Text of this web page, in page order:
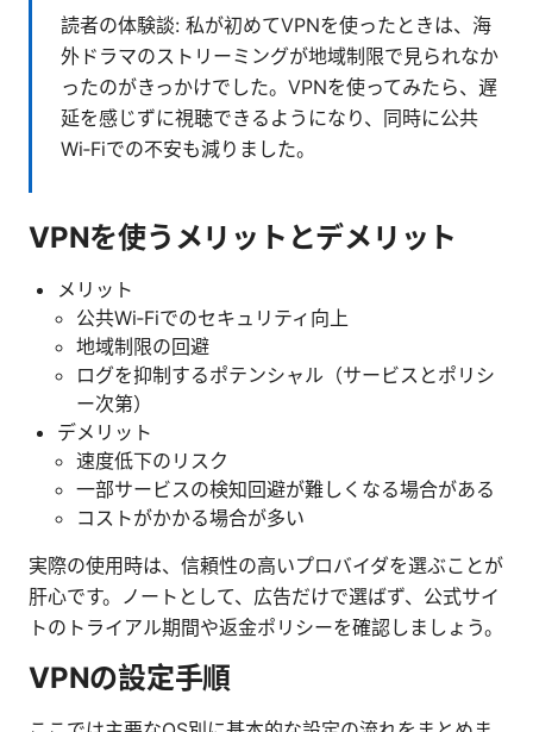
読者の体験談: 私が初めてVPNを使ったときは、海
外ドラマのストリーミングが地域制限で見られなか
ったのがきっかけでした。VPNを使ってみたら、遅
延を感じずに視聴できるようになり、同時に公共
Wi‑Fiでの不安も減りました。
VPNを使うメリットとデメリット
メリット
公共Wi‑Fiでのセキュリティ向上
地域制限の回避
ログを抑制するポテンシャル（サービスとポリシ
ー次第）
デメリット
速度低下のリスク
一部サービスの検知回避が難しくなる場合がある
コストがかかる場合が多い
実際の使用時は、信頼性の高いプロバイダを選ぶことが
肝心です。ノートとして、広告だけで選ばず、公式サイ
トのトライアル期間や返金ポリシーを確認しましょう。
VPNの設定手順